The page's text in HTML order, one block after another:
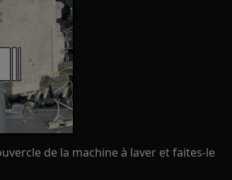
de la machine à laver et faites-le